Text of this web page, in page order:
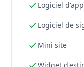
Logiciel
Logiciel de
Mini site
Widget